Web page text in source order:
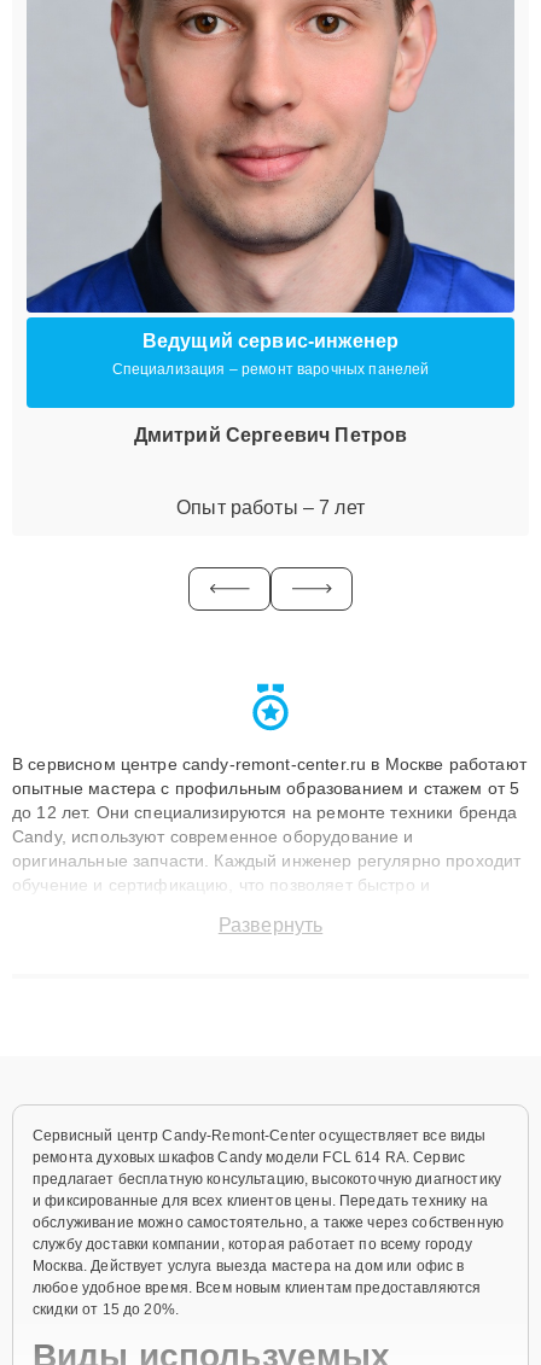
Ведущий сервис-инженер
Специализация – ремонт варочных панелей
Дмитрий Сергеевич Петров
Опыт работы – 7 лет
В сервисном центре candy-remont-center.ru в Москве работают
опытные мастера с профильным образованием и стажем от 5
до 12 лет. Они специализируются на ремонте техники бренда
Candy, используют современное оборудование и
оригинальные запчасти. Каждый инженер регулярно проходит
обучение и сертификацию, что позволяет быстро и
сохранением гарантии до 3 лет. Наши мастера решают
Развернуть
Сервисный центр Candy-Remont-Center осуществляет все виды
ремонта духовых шкафов Candy модели FCL 614 RA. Сервис
предлагает бесплатную консультацию, высокоточную диагностику
и фиксированные для всех клиентов цены. Передать технику на
обслуживание можно самостоятельно, а также через собственную
службу доставки компании, которая работает по всему городу
Москва. Действует услуга выезда мастера на дом или офис в
любое удобное время. Всем новым клиентам предоставляются
скидки от 15 до 20%.
Виды используемых